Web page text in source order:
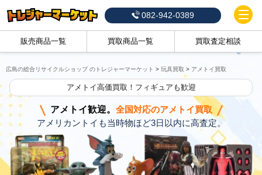
082-942-0389
販売商品一覧 買取商品一覧 買取査定相談
広島の総合リサイクルショップ のトレジャーマーケット > 玩具買取 > アメトイ買取
アメトイ高価買取！フィギュアも歓迎
アメトイ歓迎。 全国対応のアメトイ買取
アメリカントイも当時物ほど3日以内に高査定。